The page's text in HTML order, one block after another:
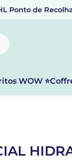
Ponto de
WOW ⭐